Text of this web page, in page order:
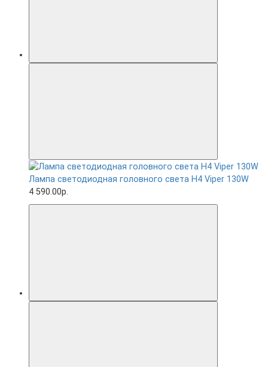
Лампа светодиодная головного света H4 Viper 130W
4 590.00р.